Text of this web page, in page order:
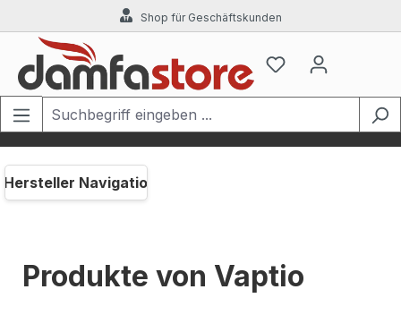
Zum Hauptinhalt springenShop für Geschäftskunden
Hersteller Navigation
Produkte von Vaptio